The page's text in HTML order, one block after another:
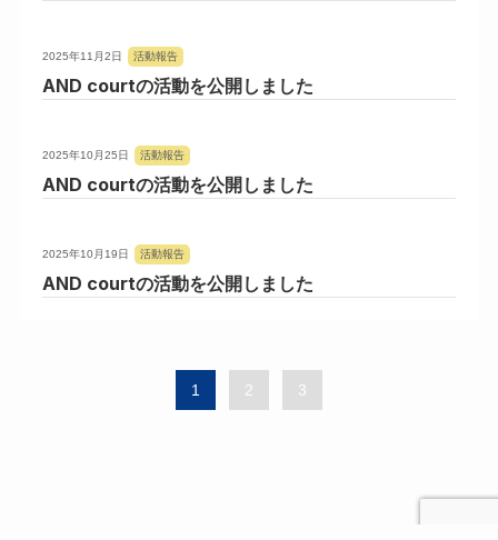
2025年11月2日 活動報告
AND courtの活動を公開しました
2025年10月25日 活動報告
AND courtの活動を公開しました
2025年10月19日 活動報告
AND courtの活動を公開しました
1 2 3